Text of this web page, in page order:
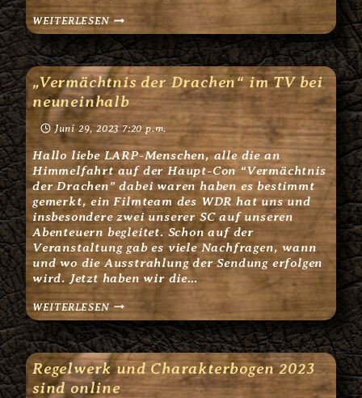
WEITERLESENONLINE-
ANMELDUNGEN
FÜR
2024
SIND
ONLINE
„Vermächtnis der Drachen“ im TV bei
neuneinhalb
Juni 29, 2023 7:20 p.m.
Hallo liebe LARP-Menschen, alle die an
Himmelfahrt auf der Haupt-Con “Vermächtnis
der Drachen” dabei waren haben es bestimmt
gemerkt, ein Filmteam des WDR hat uns und
insbesondere zwei unserer SC auf unseren
Abenteuern begleitet. Schon auf der
Veranstaltung gab es viele Nachfragen, wann
und wo die Ausstrahlung der Sendung erfolgen
wird. Jetzt haben wir die…
WEITERLESEN„VERMÄCHTNIS
DER
DRACHEN“
IM
TV
BEI
NEUNEINHALB
Regelwerk und Charakterbogen 2023
sind online